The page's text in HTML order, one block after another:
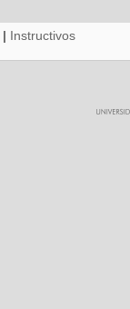
| Instructivos